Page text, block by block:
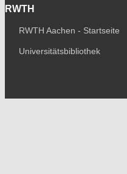
RWTH
RWTH Aachen - Startseite
Universitätsbibliothek